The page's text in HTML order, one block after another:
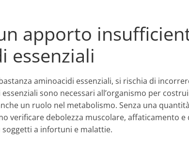
apporto
essenziali
aminoacidi essenziali, si rischia di
sono necessari all’organismo per
un ruolo nel metabolismo. Senza una
verificare debolezza muscolare, affaticamento
soggetti a infortuni e malattie.